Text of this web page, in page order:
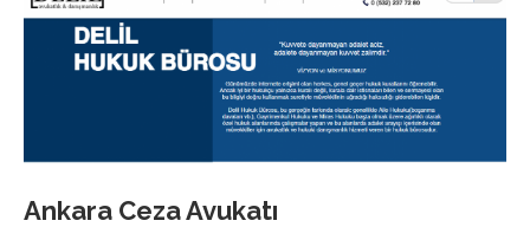
Ankara Ceza Avukatı